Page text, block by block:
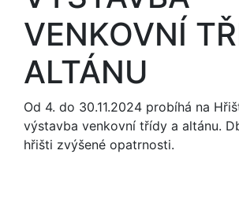
VENKOVNÍ
ALTÁNU
Od 4. do 30.11.2024 probíhá na
výstavba venkovní třídy a altánu.
hřišti zvýšené opatrnosti.